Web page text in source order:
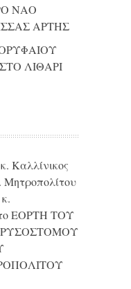
ΝΑΟ
ΑΡΤΗΣ
ΛΙΘΑΡΙ
Καλλίνικος
Μητροπολίτου
ΕΟΡΤΗ ΤΟΥ